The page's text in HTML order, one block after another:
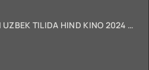
SALAAR 2 QISMI UZBEK TILIDA HIND KINO 2024 TARJIMA 720p HD Skachat